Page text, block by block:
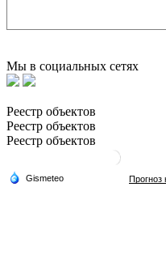
Мы в социальных сетях
Реестр объектов
Реестр объектов
Реестр объектов